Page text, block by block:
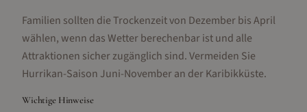
Familien sollten die Trockenzeit von Dezember bis April
wählen, wenn das Wetter berechenbar ist und alle
Attraktionen sicher zugänglich sind. Vermeiden Sie
Hurrikan-Saison Juni-November an der Karibikküste.
Wichtige Hinweise